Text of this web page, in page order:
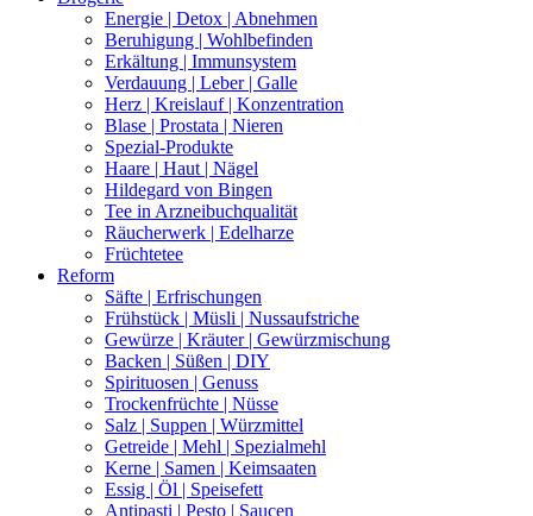
Energie | Detox | Abnehmen
Beruhigung | Wohlbefinden
Erkältung | Immunsystem
Verdauung | Leber | Galle
Herz | Kreislauf | Konzentration
Blase | Prostata | Nieren
Spezial-Produkte
Haare | Haut | Nägel
Hildegard von Bingen
Tee in Arzneibuchqualität
Räucherwerk | Edelharze
Früchtetee
Reform
Säfte | Erfrischungen
Frühstück | Müsli | Nussaufstriche
Gewürze | Kräuter | Gewürzmischung
Backen | Süßen | DIY
Spirituosen | Genuss
Trockenfrüchte | Nüsse
Salz | Suppen | Würzmittel
Getreide | Mehl | Spezialmehl
Kerne | Samen | Keimsaaten
Essig | Öl | Speisefett
Antipasti | Pesto | Saucen